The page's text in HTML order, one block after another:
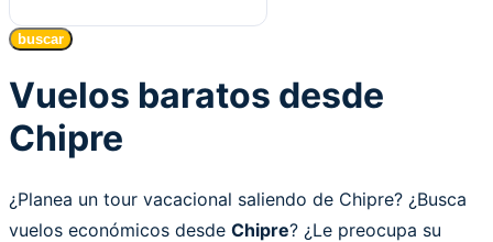
buscar
Vuelos baratos desde
Chipre
¿Planea un tour vacacional saliendo de Chipre? ¿Busca
vuelos económicos desde Chipre? ¿Le preocupa su